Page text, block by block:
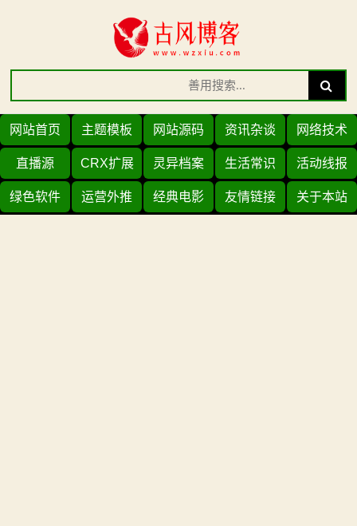
Search
for:
Search
网站首页 主题模板 网站源码 资讯杂谈 网络技术
直播源 CRX扩展 灵异档案 生活常识 活动线报
绿色软件 运营外推 经典电影 友情链接 关于本站